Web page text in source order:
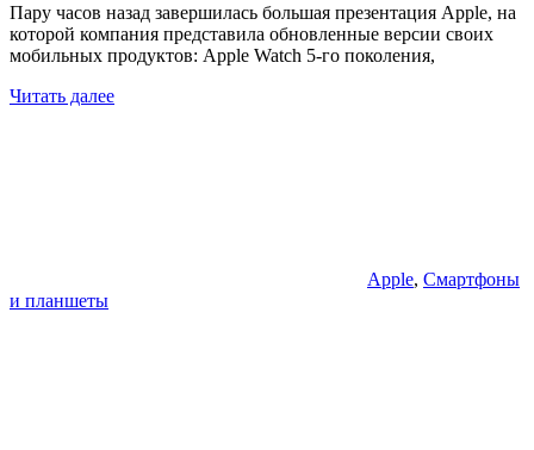
Пару часов назад завершилась большая презентация Apple, на
которой компания представила обновленные версии своих
мобильных продуктов: Apple Watch 5-го поколения,
Читать далее
Apple, Смартфоны
и планшеты